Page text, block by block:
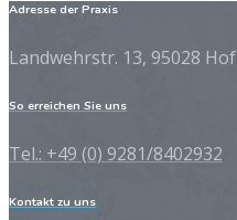
Adresse der Praxis
Landwehrstr. 13, 95028 Hof
So erreichen Sie uns
Tel.: +49 (0) 9281/8402932
Kontakt zu uns